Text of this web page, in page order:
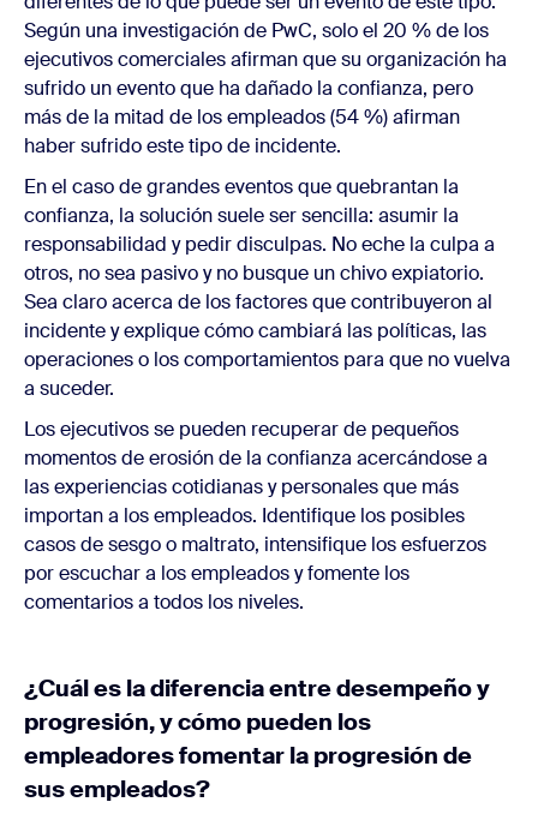
Según una investigación de PwC, solo el 20 % de los
ejecutivos comerciales afirman que su organización ha
sufrido un evento que ha dañado la confianza, pero
más de la mitad de los empleados (54 %) afirman
haber sufrido este tipo de incidente.
En el caso de grandes eventos que quebrantan la
confianza, la solución suele ser sencilla: asumir la
responsabilidad y pedir disculpas. No eche la culpa a
otros, no sea pasivo y no busque un chivo expiatorio.
Sea claro acerca de los factores que contribuyeron al
incidente y explique cómo cambiará las políticas, las
operaciones o los comportamientos para que no vuelva
a suceder.
Los ejecutivos se pueden recuperar de pequeños
momentos de erosión de la confianza acercándose a
las experiencias cotidianas y personales que más
importan a los empleados. Identifique los posibles
casos de sesgo o maltrato, intensifique los esfuerzos
por escuchar a los empleados y fomente los
comentarios a todos los niveles.
¿Cuál es la diferencia entre desempeño y
progresión, y cómo pueden los
empleadores fomentar la progresión de
sus empleados?